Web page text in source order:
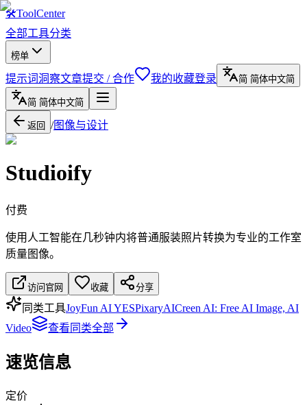
🛠ToolCenter
全部工具分类
榜单
提示词洞察文章提交 / 合作 我的收藏登录 简 简体中文简
简 简体中文简
返回 /图像与设计
Studioify
付费
使用人工智能在几秒钟内将普通服装照片转换为专业的工作室
质量图像。
访问官网 收藏 分享
同类工具JoyFun AI YESPixaryAICreen AI: Free AI Image, AI
Video
查看同类全部
速览信息
定价